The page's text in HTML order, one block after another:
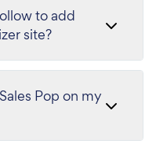
to add
Sales Pop to my Shoptimizer site?
Pop on my